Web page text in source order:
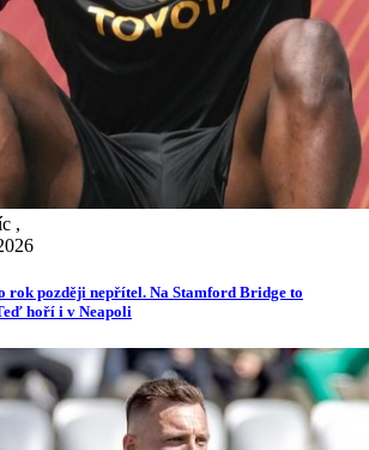
,
rok později nepřítel. Na Stamford Bridge to
hoří i v Neapoli